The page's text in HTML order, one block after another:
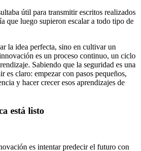
útil para transmitir escritos realizados
que luego supieron escalar a todo tipo de
la idea perfecta, sino en cultivar un
es un proceso continuo, un ciclo
Sabiendo que la seguridad es una
es claro: empezar con pasos pequeños,
y hacer crecer esos aprendizajes de
está listo
es intentar predecir el futuro con